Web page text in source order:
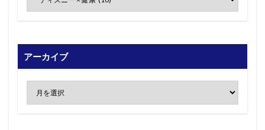
アーカイブ